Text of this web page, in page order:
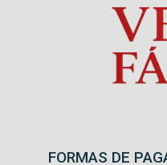
FORMAS DE